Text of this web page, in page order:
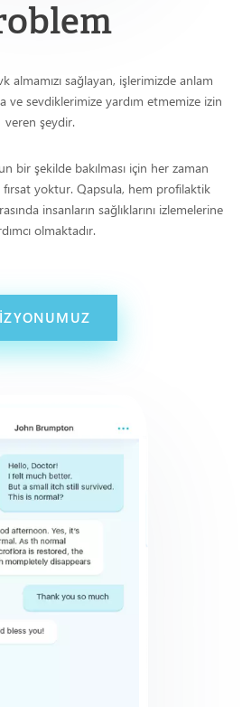
almamızı sağlayan, işlerimizde anlam
ve sevdiklerimize yardım etmemize izin
veren şeydir.
bir şekilde bakılması için her zaman
yoktur. Qapsula, hem profilaktik
insanların sağlıklarını izlemelerine
olmaktadır.